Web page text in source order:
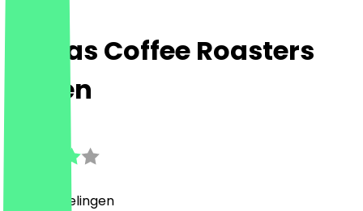
Darras Coffee Roasters
Leiden
Beoordelingen